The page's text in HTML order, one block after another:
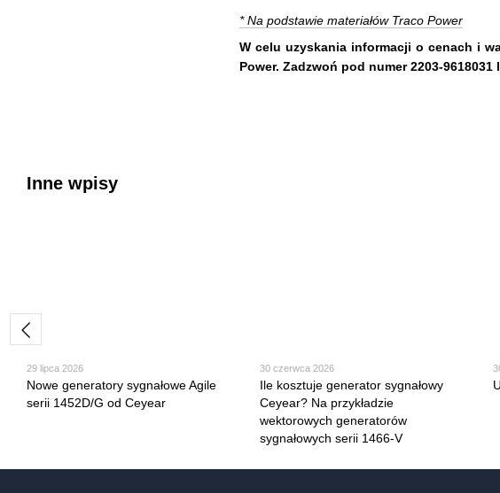
* Na podstawie materiałów Traco Power
W celu uzyskania informacji o cenach i
Power. Zadzwoń pod numer 2203-
Inne wpisy
29 lipca 2026
Nowe generatory sygnałowe Agile
serii 1452D/G od Ceyear
30 czerwca 2026
Ile kosztuje generator sygnałowy
Ceyear? Na przykładzie
wektorowych generatorów
sygnałowych serii 1466-V